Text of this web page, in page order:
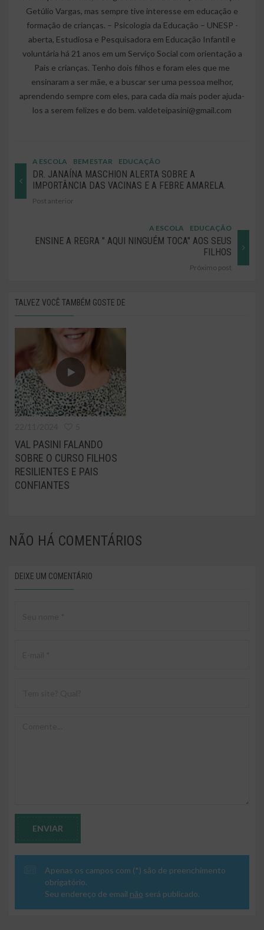
Getúlio Vargas, mas sempre tive interesse em educação e
formação de crianças. – Psicologia da Educação – UNESP -
aberta, Estudiosa e Pesquisadora em Educação Infantil e
voluntária há 21 anos em um Serviço Social com orientação a
Pais e crianças. Tenho dois filhos e foram eles que me
ensinaram a ser mãe, e a buscar ser uma pessoa melhor,
aprendendo sempre com eles, para cada dia mais poder ajuda-
los a serem felizes e do bem. valdeteipasini@gmail.com
A ESCOLA BEM ESTAR EDUCAÇÃO
DR. JANAÍNA MASCHION ALERTA SOBRE A
IMPORTÂNCIA DAS VACINAS E A FEBRE AMARELA.
Post anterior
A ESCOLA EDUCAÇÃO
ENSINE A REGRA " AQUI NINGUÉM TOCA" AOS SEUS
FILHOS
Próximo post
TALVEZ VOCÊ TAMBÉM GOSTE DE
VAL PASINI FALANDO
SOBRE O CURSO FILHOS
RESILIENTES E PAIS
CONFIANTES
NÃO HÁ COMENTÁRIOS
DEIXE UM COMENTÁRIO
ENVIAR
Apenas os campos com (*) são de preenchimento
obrigatório.
Seu endereço de email não será publicado.